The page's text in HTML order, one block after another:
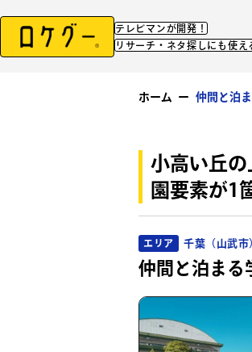
テレビマンが開発！
リサーチ・ネタ探しにも使え
ホーム ー 仲間と泊
小高い丘
園要素が1
エリア 千葉（山武市
仲間と泊まる